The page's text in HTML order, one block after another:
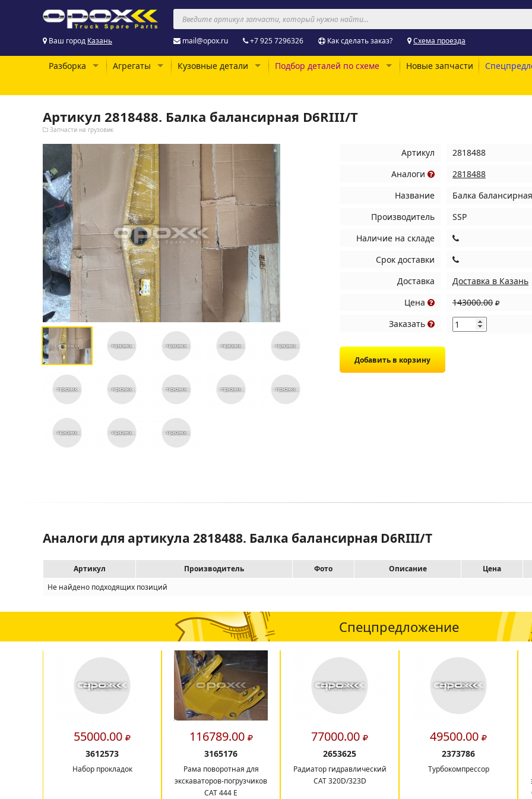
Ваш город Казань mail@opox.ru +7 925 7296326 Как сделать заказ? Схема проезда
Разборка Агрегаты Кузовные детали Подбор деталей по схеме Новые запчасти
Артикул 2818488. Балка балансирная D6RIII/T
Запчасти на грузовик
Артикул
2818488
Аналоги
2818488
Название
Балка
Производитель
SSP
Наличие на складе
Срок доставки
Доставка
Доставка в Казань
Цена
143000.00
Заказать
Аналоги для артикула 2818488. Балка балансирная D6RIII/T
Артикул Производитель Фото Описание Цена
Не найдено подходящих позиций
Спецпредложение
55000.00
3612573
Набор прокладок
116789.00
3165176
Рама поворотная для
экскаваторов-погрузчиков
САТ 444 E
77000.00
2653625
Радиатор гидравлический
CAT 320D/323D
49500.00
2373786
Турбокомпрессор